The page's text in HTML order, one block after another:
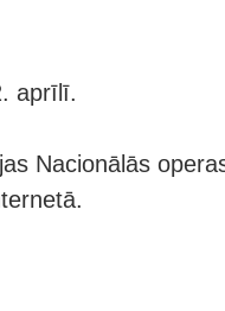
aprīlī.
Nacionālās